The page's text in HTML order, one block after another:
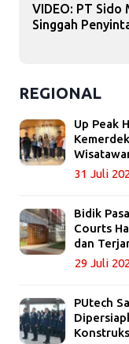
VIDEO: PT Sido
Singgah
REGIONAL
Up Peak
31 Juli
Bidik
Courts
dan
29 Juli
PUtech